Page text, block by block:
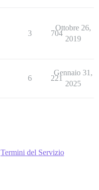
3 704
Ottobre 26,
2019
6 221
Gennaio 31,
2025
Termini del Servizio